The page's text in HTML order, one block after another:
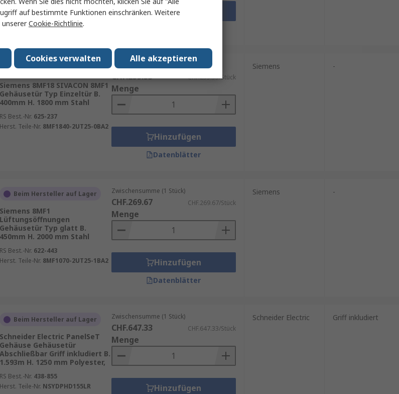
RS Best.-Nr.
202-205
Teile-Nr.1STQ007320A0000
Hinzufügen
Beim Hersteller auf Lager
Siemens 8MF18 SIVACON 8MF1
Gehäusetür Typ Einzeltür B.
400mm H. 1800 mm Stahl
RS Best.-Nr. 625-237
Herst. Teile-Nr. 8MF1840-2UT25-0BA2
Zwischensumme (1 Stück)
CHF.255.53 CHF.255.53/Stück
Menge
Hinzufügen
Datenblätter
Siemens -
Beim Hersteller auf Lager
Siemens 8MF1
Lüftungsöffnungen
Gehäusetür Typ glatt B.
450mm H. 2000 mm Stahl
RS Best.-Nr. 622-443
Herst. Teile-Nr. 8MF1070-2UT25-1BA2
Zwischensumme (1 Stück)
CHF.269.67 CHF.269.67/Stück
Menge
Hinzufügen
Datenblätter
Siemens -
Beim Hersteller auf Lager
Schneider Electric PanelSeT
Gehäuse Gehäusetür
Abschließbar Griff inkludiert B.
1.593m H. 1250 mm Polyester,
RS Best.-Nr. 438-855
Herst. Teile-Nr. NSYDPHD155LR
Zwischensumme (1 Stück)
CHF.647.33 CHF.647.33/Stück
Menge
Hinzufügen
Schneider Electric Griff inkludiert
auf bestimmte Funktionen einschränken. Weitere
Cookie-Richtlinie.
Alle akzeptieren
Cookies verwalten